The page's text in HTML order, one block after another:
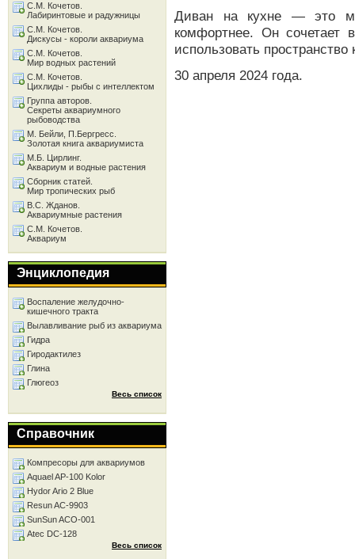
Диван на кухне — это
комфортнее. Он сочетает
использовать
30 апреля 2024 года.
С.М. Кочетов.
Лабиринтовые и радужницы
С.М. Кочетов.
Дискусы - короли аквариума
С.М. Кочетов.
Мир водных растений
С.М. Кочетов.
Цихлиды - рыбы с интеллектом
Группа авторов.
Секреты аквариумного
рыбоводства
М. Бейли, П.Бергресс.
Золотая книга аквариумиста
М.Б. Цирлинг.
Аквариум и водные растения
Сборник статей.
Мир тропических рыб
В.С. Жданов.
Аквариумные растения
С.М. Кочетов.
Аквариум
Энциклопедия
Воспаление желудочно-
кишечного тракта
Вылавливание рыб из аквариума
Гидра
Гиродактилез
Глина
Глюгеоз
Весь список
Справочник
Компресоры для аквариумов
Aquael AP-100 Kolor
Hydor Ario 2 Blue
Resun AC-9903
SunSun ACO-001
Atec DC-128
Весь список